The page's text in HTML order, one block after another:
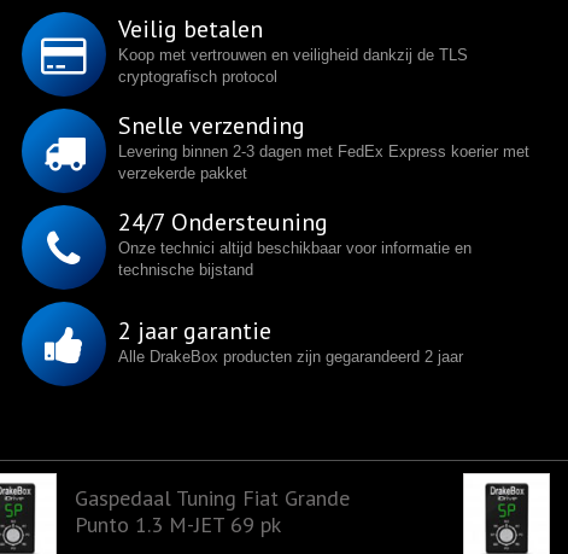
Veilig betalen
Koop met vertrouwen en veiligheid dankzij de TLS
cryptografisch protocol
Snelle verzending
Levering binnen 2-3 dagen met FedEx Express koerier met
verzekerde pakket
24/7 Ondersteuning
Onze technici altijd beschikbaar voor informatie en
technische bijstand
2 jaar garantie
Alle DrakeBox producten zijn gegarandeerd 2 jaar
Gaspedaal Tuning Fiat Grande
Punto 1.3 M-JET 69 pk